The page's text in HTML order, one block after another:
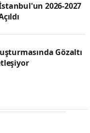
2026-2027
Gözaltı